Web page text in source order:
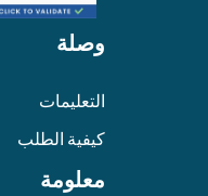
وصلة
التعليمات
كيفية الطلب
معلومة